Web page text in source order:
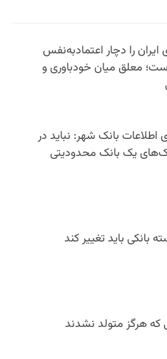
ایران را دچار اعتمادبه‌نفس
معلق میان خودباوری و
اطلاعات بانک شهر: نباید در
یک بانک محدودیتی
باید تغییر کند
که هرگز متولد نشدند